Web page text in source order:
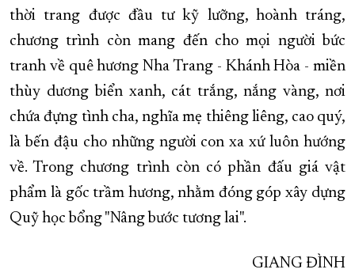
thời trang được đầu tư kỹ lưỡng, hoành tráng,
chương trình còn mang đến cho mọi người bức
tranh về quê hương Nha Trang - Khánh Hòa - miền
thùy dương biển xanh, cát trắng, nắng vàng, nơi
chứa đựng tình cha, nghĩa mẹ thiêng liêng, cao quý,
là bến đậu cho những người con xa xứ luôn hướng
về. Trong chương trình còn có phần đấu giá vật
phẩm là gốc trầm hương, nhằm đóng góp xây dựng
Quỹ học bổng "Nâng bước tương lai".
GIANG ĐÌNH